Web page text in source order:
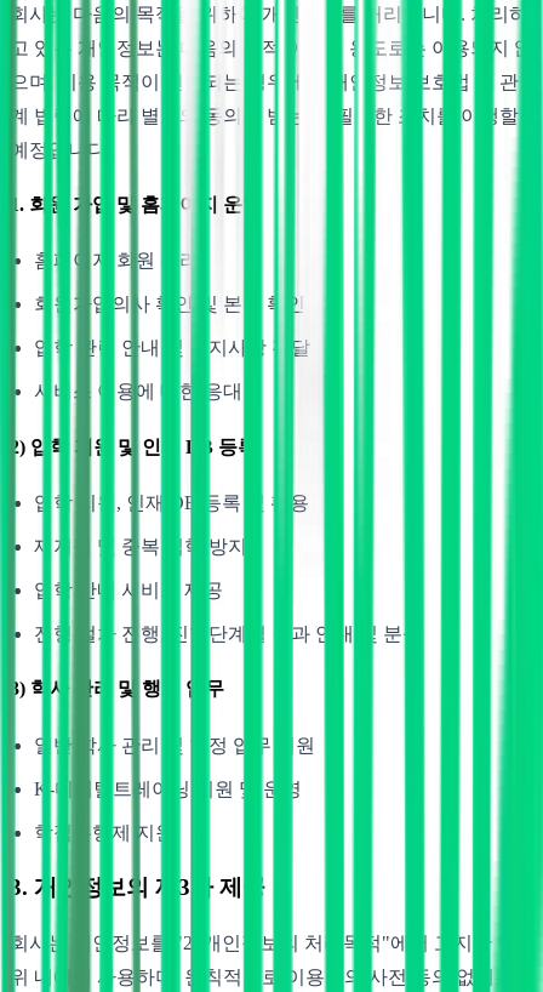
회사는 다음의 목적을 위하여 개인정보를 처리합니다. 처리하
고 있는 개인정보는 다음의 목적 이외의 용도로는 이용되지 않
으며, 이용 목적이 변경되는 경우에는 개인정보 보호법 등 관
계 법령에 따라 별도의 동의를 받는 등 필요한 조치를 이행할
예정입니다.
1. 회원 가입 및 홈페이지 운영
홈페이지 회원 관리
회원가입의사 확인 및 본인 확인
입학 관련 안내 및 공지사항 전달
서비스 이용에 대한 응대
2) 입학 지원 및 인재 DB 등록
입학 지원, 인재 DB 등록 및 활용
재지원 및 중복 입학 방지
입학 안내 서비스 제공
전형 절차 진행, 진행단계별 결과 안내 및 분석
3) 학사 관리 및 행정 업무
일반 학사 관리 및 행정 업무 지원
K-디지털트레이닝 지원 및 운영
학점은행제 지원
3. 개인정보의 제3자 제공
회사는 개인정보를 "2. 개인정보의 처리목적"에서 고지한 범
위 내에서 사용하며, 원칙적으로 이용자의 사전 동의 없이는